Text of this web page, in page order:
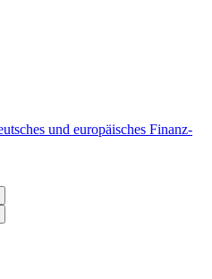
und europäisches Finanz-